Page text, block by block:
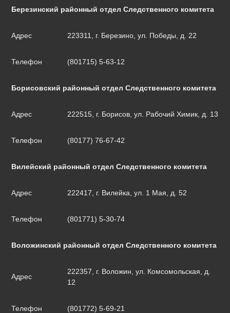
Березинский районный отдел Следственного комитета
Адрес 223311, г. Березино, ул. Победы, д. 22
Телефон (801715) 5-63-12
Борисовский районный отдел Следственного комитета
Адрес 222515, г. Борисов, ул. Рабочий Химик, д. 13
Телефон (80177) 76-67-42
Вилейский районный отдел Следственного комитета
Адрес 222417, г. Вилейка, ул. 1 Мая, д. 52
Телефон (801771) 5-30-74
Воложинский районный отдел Следственного комитета
Адрес
222357, г. Воложин, ул. Комсомольская, д.
12
Телефон (801772) 5-69-21